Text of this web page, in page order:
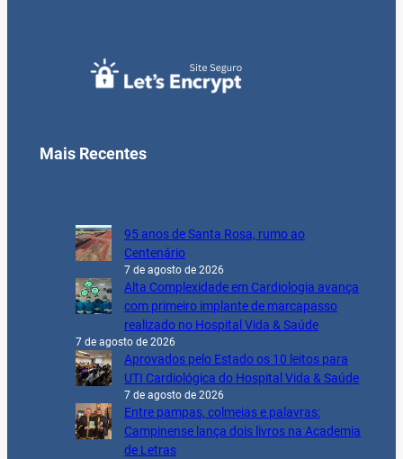
Mais Recentes
95 anos de Santa Rosa, rumo ao
Centenário
7 de agosto de 2026
Alta Complexidade em Cardiologia avança
com primeiro implante de marcapasso
realizado no Hospital Vida & Saúde
7 de agosto de 2026
Aprovados pelo Estado os 10 leitos para
UTI Cardiológica do Hospital Vida & Saúde
7 de agosto de 2026
Entre pampas, colmeias e palavras:
Campinense lança dois livros na Academia
de Letras